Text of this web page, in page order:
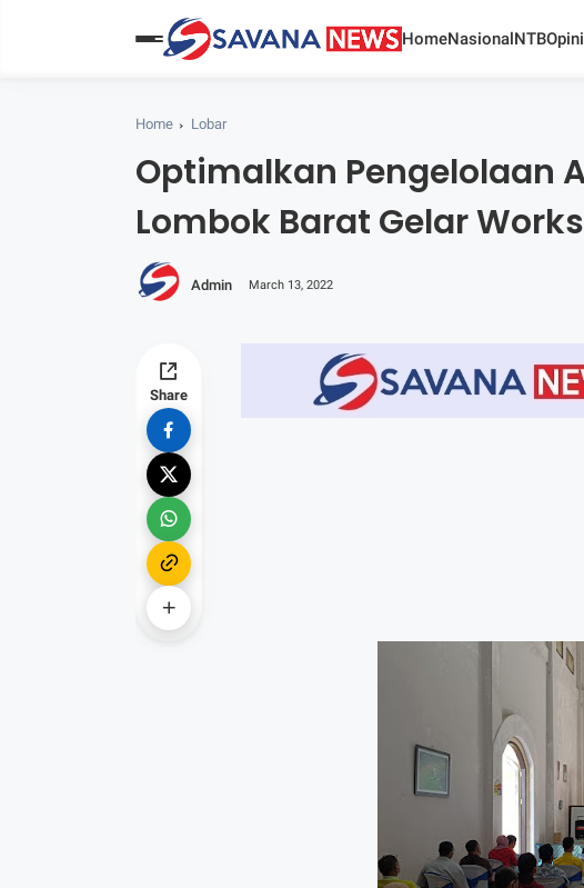
HomeNasionalNTBOpini
Home Lobar
Optimalkan Pengelolaan
Lombok Barat Gelar
Admin March 13, 2022
Share